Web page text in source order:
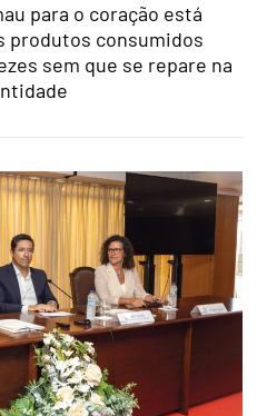
para o coração está
produtos consumidos
sem que se repare na